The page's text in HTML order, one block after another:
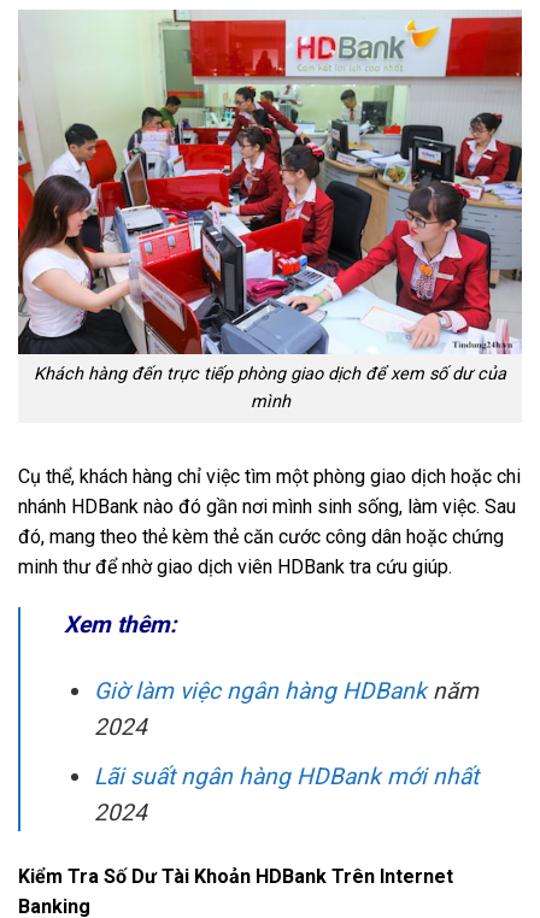
Khách hàng đến trực tiếp phòng giao dịch để xem số dư của
mình
Cụ thể, khách hàng chỉ việc tìm một phòng giao dịch hoặc chi
nhánh HDBank nào đó gần nơi mình sinh sống, làm việc. Sau
đó, mang theo thẻ kèm thẻ căn cước công dân hoặc chứng
minh thư để nhờ giao dịch viên HDBank tra cứu giúp.
Xem thêm:
Giờ làm việc ngân hàng HDBanknăm
2024
Lãi suất ngân hàng HDBank mới nhất
2024
Kiểm Tra Số Dư Tài Khoản HDBank Trên Internet
Banking